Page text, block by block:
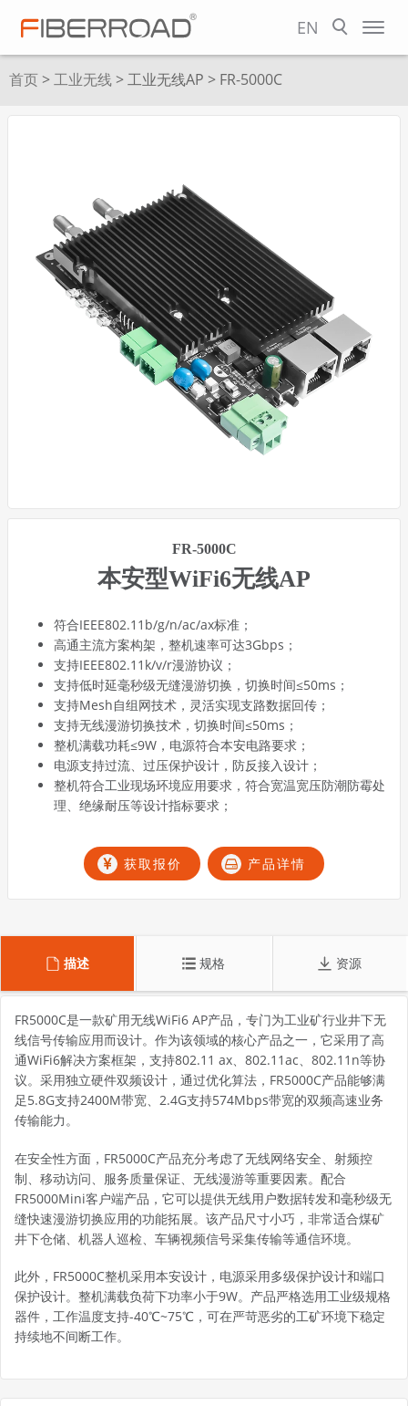
EN
首页>工业无线>工业无线AP > FR-5000C
FR-5000C
本安型WiFi6无线AP
符合IEEE802.11b/g/n/ac/ax标准；
高通主流方案构架，整机速率可达3Gbps；
支持IEEE802.11k/v/r漫游协议；
支持低时延毫秒级无缝漫游切换，切换时间≤50ms；
支持Mesh自组网技术，灵活实现支路数据回传；
支持无线漫游切换技术，切换时间≤50ms；
整机满载功耗≤9W，电源符合本安电路要求；
电源支持过流、过压保护设计，防反接入设计；
整机符合工业现场环境应用要求，符合宽温宽压防潮防霉处
理、绝缘耐压等设计指标要求；
获取报价 产品详情
描述 规格 资源
FR5000C是一款矿用无线WiFi6 AP产品，专门为工业矿行业井下无
线信号传输应用而设计。作为该领域的核心产品之一，它采用了高
通WiFi6解决方案框架，支持802.11 ax、802.11ac、802.11n等协
议。采用独立硬件双频设计，通过优化算法，FR5000C产品能够满
足5.8G支持2400M带宽、2.4G支持574Mbps带宽的双频高速业务
传输能力。
在安全性方面，FR5000C产品充分考虑了无线网络安全、射频控
制、移动访问、服务质量保证、无线漫游等重要因素。配合
FR5000Mini客户端产品，它可以提供无线用户数据转发和毫秒级无
缝快速漫游切换应用的功能拓展。该产品尺寸小巧，非常适合煤矿
井下仓储、机器人巡检、车辆视频信号采集传输等通信环境。
此外，FR5000C整机采用本安设计，电源采用多级保护设计和端口
保护设计。整机满载负荷下功率小于9W。产品严格选用工业级规格
器件，工作温度支持-40℃~75℃，可在严苛恶劣的工矿环境下稳定
持续地不间断工作。